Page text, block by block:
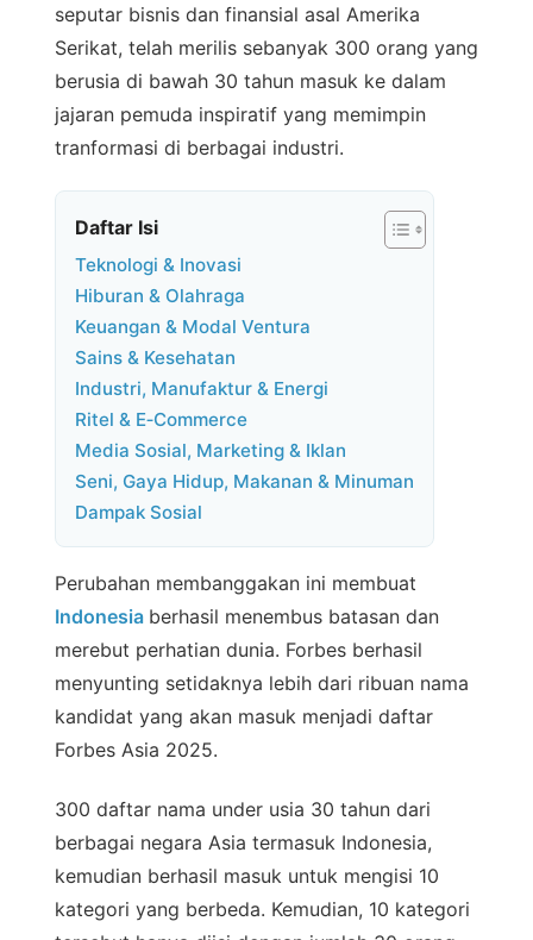
seputar bisnis dan finansial asal Amerika
Serikat, telah merilis sebanyak 300 orang yang
berusia di bawah 30 tahun masuk ke dalam
jajaran pemuda inspiratif yang memimpin
tranformasi di berbagai industri.
Daftar Isi
Teknologi & Inovasi
Hiburan & Olahraga
Keuangan & Modal Ventura
Sains & Kesehatan
Industri, Manufaktur & Energi
Ritel & E‑Commerce
Media Sosial, Marketing & Iklan
Seni, Gaya Hidup, Makanan & Minuman
Dampak Sosial
Perubahan membanggakan ini membuat
Indonesia berhasil menembus batasan dan
merebut perhatian dunia. Forbes berhasil
menyunting setidaknya lebih dari ribuan nama
kandidat yang akan masuk menjadi daftar
Forbes Asia 2025.
300 daftar nama under usia 30 tahun dari
berbagai negara Asia termasuk Indonesia,
kemudian berhasil masuk untuk mengisi 10
kategori yang berbeda. Kemudian, 10 kategori